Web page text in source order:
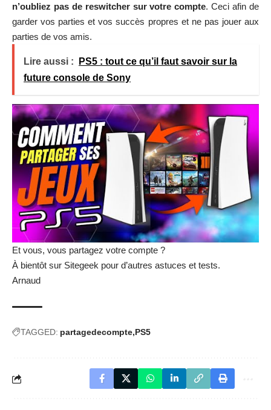
n’oubliez pas de reswitcher sur votre compte. Ceci afin de
garder vos parties et vos succès propres et ne pas jouer aux
parties de vos amis.
Lire aussi :
PS5 : tout ce qu’il faut savoir sur la
future console de Sony
Et vous, vous partagez votre compte ?
À bientôt sur Sitegeek pour d’autres astuces et tests.
Arnaud
TAGGED: partagedecompte PS5